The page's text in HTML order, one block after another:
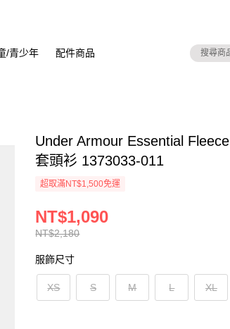
/青少年 配件商品
Under Armour Essential
套頭衫 1373033-011
超取滿NT$1,500免運
NT$2,180
NT$1,090
服飾尺寸
XS S M L XL